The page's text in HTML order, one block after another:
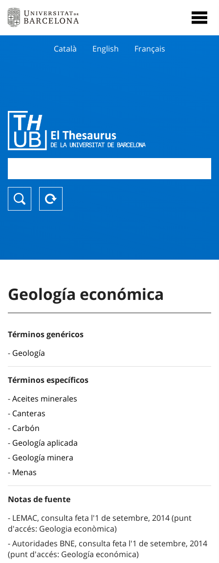
Català English Français
Geología económica
Términos genéricos
Geología
Términos específicos
Aceites minerales
Canteras
Carbón
Geología aplicada
Geología minera
Menas
Notas de fuente
LEMAC, consulta feta l'1 de setembre, 2014 (punt
d'accés: Geologia econòmica)
Autoridades BNE, consulta feta l'1 de setembre, 2014
(punt d'accés: Geología económica)